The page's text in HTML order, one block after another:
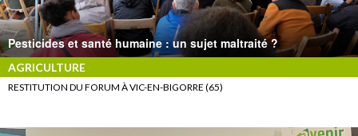
Pesticides et santé humaine : un sujet maltraité ?
AGRICULTURE
RESTITUTION DU FORUM À VIC-EN-BIGORRE (65)